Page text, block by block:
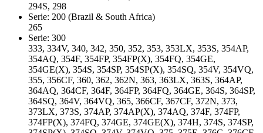
294S, 298
Serie: 200 (Brazil & South Africa)
265
Serie: 300
333, 334V, 340, 342, 350, 352, 353, 353LX, 353S, 354AP,
354AQ, 354F, 354FP, 354FP(X), 354FQ, 354GE,
354GE(X), 354S, 354SP, 354SP(X), 354SQ, 354V, 354VQ,
355, 356CF, 360, 362, 362N, 363, 363LX, 363S, 364AP,
364AQ, 364CF, 364F, 364FP, 364FQ, 364GE, 364S, 364SP,
364SQ, 364V, 364VQ, 365, 366CF, 367CF, 372N, 373,
373LX, 373S, 374AP, 374AP(X), 374AQ, 374F, 374FP,
374FP(X), 374FQ, 374GE, 374GE(X), 374H, 374S, 374SP,